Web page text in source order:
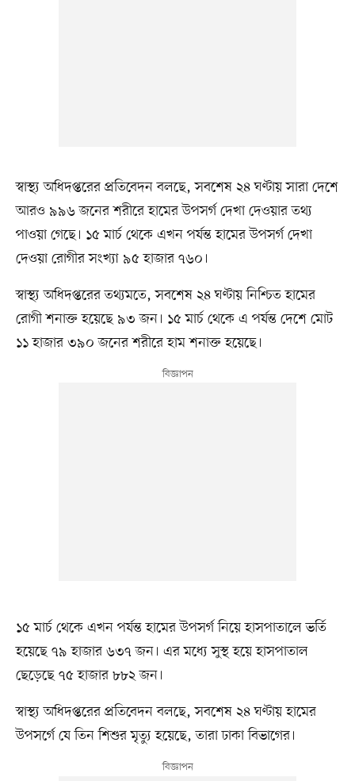
স্বাস্থ্য অধিদপ্তরের প্রতিবেদন বলছে, সবশেষ ২৪ ঘণ্টায় সারা দেশে
আরও ৯৯৬ জনের শরীরে হামের উপসর্গ দেখা দেওয়ার তথ্য
পাওয়া গেছে। ১৫ মার্চ থেকে এখন পর্যন্ত হামের উপসর্গ দেখা
দেওয়া রোগীর সংখ্যা ৯৫ হাজার ৭৬০।
স্বাস্থ্য অধিদপ্তরের তথ্যমতে, সবশেষ ২৪ ঘণ্টায় নিশ্চিত হামের
রোগী শনাক্ত হয়েছে ৯৩ জন। ১৫ মার্চ থেকে এ পর্যন্ত দেশে মোট
১১ হাজার ৩৯০ জনের শরীরে হাম শনাক্ত হয়েছে।
১৫ মার্চ থেকে এখন পর্যন্ত হামের উপসর্গ নিয়ে হাসপাতালে ভর্তি
হয়েছে ৭৯ হাজার ৬৩৭ জন। এর মধ্যে সুস্থ হয়ে হাসপাতাল
ছেড়েছে ৭৫ হাজার ৮৮২ জন।
স্বাস্থ্য অধিদপ্তরের প্রতিবেদন বলছে, সবশেষ ২৪ ঘণ্টায় হামের
উপসর্গে যে তিন শিশুর মৃত্যু হয়েছে, তারা ঢাকা বিভাগের।